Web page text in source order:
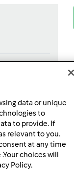
data or unique
to
to provide. If
relevant to you.
at any time
choices will
Policy.